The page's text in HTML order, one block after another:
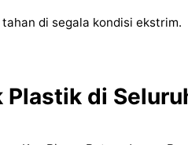
di segala kondisi ekstrim.
Plastik di